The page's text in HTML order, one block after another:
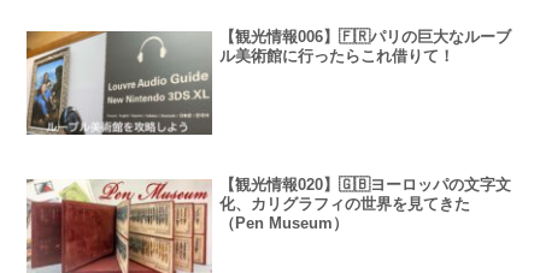
【観光情報006】🇫🇷パリの巨大なルーブ
ル美術館に行ったらこれ借りて！
【観光情報020】🇬🇧ヨーロッパの文字文
化、カリグラフィの世界を見てきた
（Pen Museum）